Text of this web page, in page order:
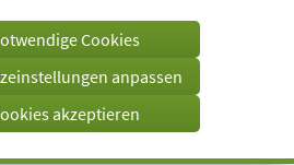
einem
Cookies
anpassen
akzeptieren